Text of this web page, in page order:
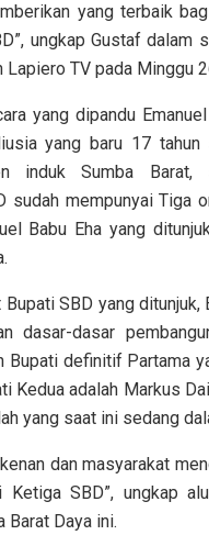
yang terbaik
ungkap Gustaf dalam
Lapiero TV pada Minggu
yang dipandu
yang baru 17 tahun
induk Sumba
sudah mempunyai Tiga
Babu Eha yang
SBD yang ditunjuk,
dasar-dasar
Bupati definitif Partama
Kedua adalah Markus
yang saat ini sedang
dan masyarakat
Ketiga SBD”, ungkap
Barat Daya ini.